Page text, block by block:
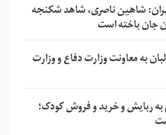
شاهین ناصری، شاهد شکنجه
جان باخته است
به معاونت وزارت دفاع و وزارت
ربایش و خرید و فروش کودک؛